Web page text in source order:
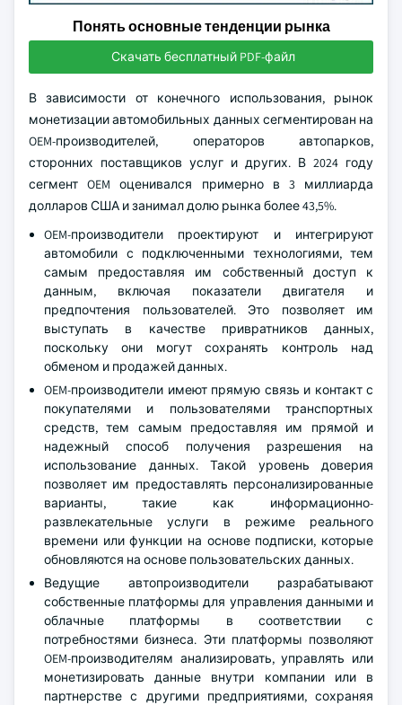
Понять основные тенденции рынка
Скачать бесплатный PDF-файл
В зависимости от конечного использования, рынок
монетизации автомобильных данных сегментирован на
OEM-производителей, операторов автопарков,
сторонних поставщиков услуг и других. В 2024 году
сегмент OEM оценивался примерно в 3 миллиарда
долларов США и занимал долю рынка более 43,5%.
OEM-производители проектируют и интегрируют
автомобили с подключенными технологиями, тем
самым предоставляя им собственный доступ к
данным, включая показатели двигателя и
предпочтения пользователей. Это позволяет им
выступать в качестве привратников данных,
поскольку они могут сохранять контроль над
обменом и продажей данных.
OEM-производители имеют прямую связь и контакт с
покупателями и пользователями транспортных
средств, тем самым предоставляя им прямой и
надежный способ получения разрешения на
использование данных. Такой уровень доверия
позволяет им предоставлять персонализированные
варианты, такие как информационно-
развлекательные услуги в режиме реального
времени или функции на основе подписки, которые
обновляются на основе пользовательских данных.
Ведущие автопроизводители разрабатывают
собственные платформы для управления данными и
облачные платформы в соответствии с
потребностями бизнеса. Эти платформы позволяют
OEM-производителям анализировать, управлять или
монетизировать данные внутри компании или в
партнерстве с другими предприятиями, сохраняя